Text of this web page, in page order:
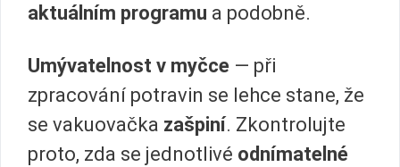
aktuálním programu a podobně.
Umývatelnost v myčce — při
zpracování potravin se lehce stane, že
se vakuovačka zašpiní. Zkontrolujte
proto, zda se jednotlivé odnímatelné